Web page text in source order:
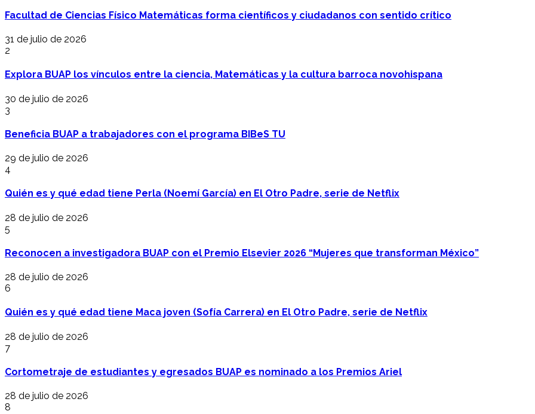
Facultad de Ciencias Físico Matemáticas forma científicos y ciudadanos con sentido crítico
31 de julio de 2026
2
Explora BUAP los vínculos entre la ciencia, Matemáticas y la cultura barroca novohispana
30 de julio de 2026
3
Beneficia BUAP a trabajadores con el programa BIBeS TU
29 de julio de 2026
4
Quién es y qué edad tiene Perla (Noemí García) en El Otro Padre, serie de Netflix
28 de julio de 2026
5
Reconocen a investigadora BUAP con el Premio Elsevier 2026 “Mujeres que transforman México”
28 de julio de 2026
6
Quién es y qué edad tiene Maca joven (Sofía Carrera) en El Otro Padre, serie de Netflix
28 de julio de 2026
7
Cortometraje de estudiantes y egresados BUAP es nominado a los Premios Ariel
28 de julio de 2026
8